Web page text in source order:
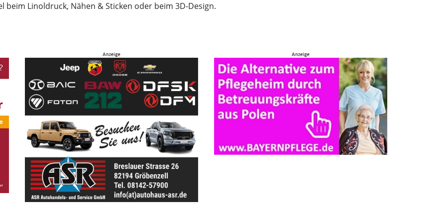
beim Linoldruck, Nähen & Sticken oder beim 3D-Design.